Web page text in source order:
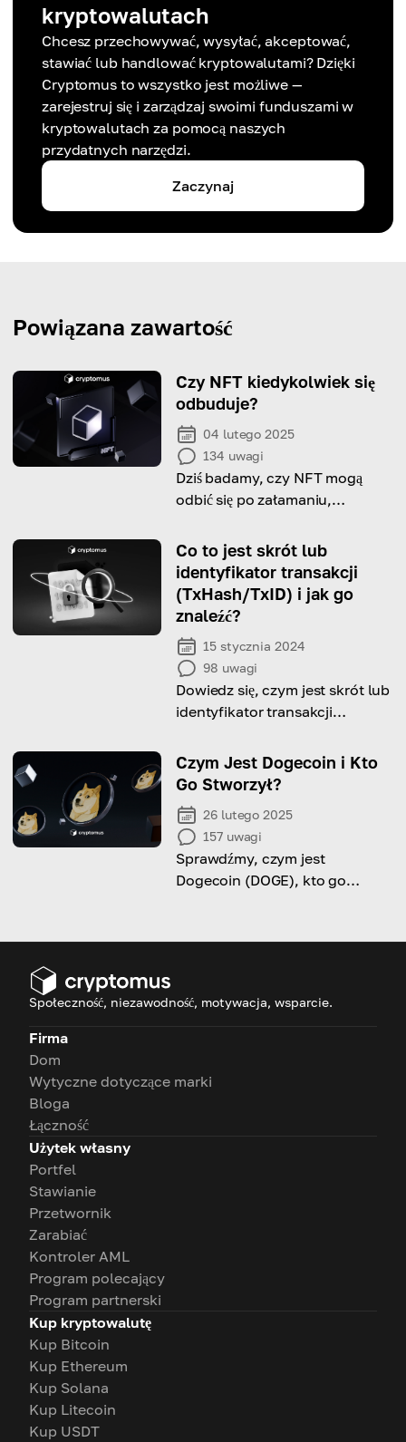
kryptowalutach
Chcesz przechowywać, wysyłać, akceptować,
stawiać lub handlować kryptowalutami? Dzięki
Cryptomus to wszystko jest możliwe —
zarejestruj się i zarządzaj swoimi funduszami w
kryptowalutach za pomocą naszych
przydatnych narzędzi.
Zaczynaj
Powiązana zawartość
Czy NFT kiedykolwiek się
odbuduje?
04 lutego 2025
134 uwagi
Dziś badamy, czy NFT mogą
odbić się po załamaniu,
grywalność i integrację z
realnymi aktywami.
Co to jest skrót lub
identyfikator transakcji
(TxHash/TxID) i jak go
znaleźć?
15 stycznia 2024
98 uwagi
Dowiedz się, czym jest skrót lub
identyfikator transakcji
czego można go wykorzystać
Czym Jest Dogecoin i Kto
Go Stworzył?
26 lutego 2025
157 uwagi
Sprawdźmy, czym jest
Dogecoin (DOGE), kto go
memem stała się tak popularna
Społeczność, niezawodność, motywacja, wsparcie.
Firma
Dom
Wytyczne dotyczące marki
Bloga
Łączność
Użytek własny
Portfel
Stawianie
Przetwornik
Zarabiać
Kontroler AML
Program polecający
Program partnerski
Kup kryptowalutę
Kup Bitcoin
Kup Ethereum
Kup Solana
Kup Litecoin
Kup USDT